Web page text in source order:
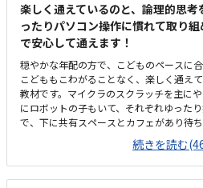
楽しく通えているのと、論理的思
ったりパソコン操作に慣れて取り
で安心して通えます！
穏やかな年配の方で、こどものペースに
こどももこわがることなく、楽しく通え
教材です。マイクラのスクラッチを主に
にロボットの子もいて、それぞれゆった
で、下に共有スペースとカフェがあり待
ともできます。駐輪場もあるのですが、
建物がレンタルオフィスの一角のような
めかつ殺風景な印象です。パソコンの購
続けないともったいないなと思いますが
続きを読む